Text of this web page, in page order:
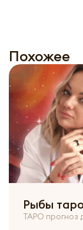
Похожее
Рыбы
ТАРО прогноз